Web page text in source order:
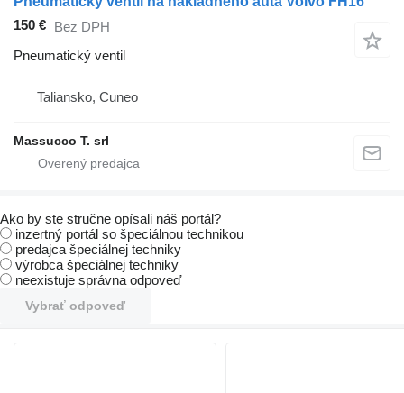
150 € Bez DPH
Pneumatický ventil
Taliansko, Cuneo
Massucco T. srl
Ako by ste stručne opísali náš portál?
inzertný portál so špeciálnou technikou
predajca špeciálnej techniky
výrobca špeciálnej techniky
neexistuje správna odpoveď
Vybrať odpoveď